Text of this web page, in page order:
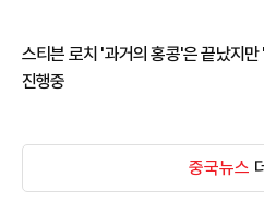
스티븐 로치 '과거의 홍콩'은 끝났지
진행중
중국뉴스